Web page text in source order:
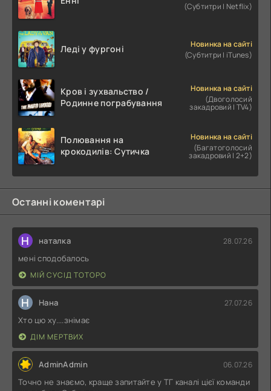
(Субтитри | Netflix)
Леді у фургоні
Новинка на сайті
(Субтитри | iTunes)
Кров і зухвальство /
Родинне пограбування
Новинка на сайті
(Двоголосий
закадровий | TV4)
Полювання на
крокодилів: Сутичка
Новинка на сайті
(Багатоголосий
закадровий | 2+2)
Останні коментарі
Н наталка 28.07.26
мені сподобалось
МІЙ СУСІД ТОТОРО
Н Нана 27.07.26
Хто цю ху....знімає
ДІМ МЕРТВИХ
AdminAdmin 06.07.26
Точно не знаємо, краще запитайте у ТГ каналі цієї команди